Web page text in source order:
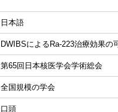
日本語
DWIBSによるRa-223治療効果の
第65回日本核医学会学術総会
全国規模の学会
口頭